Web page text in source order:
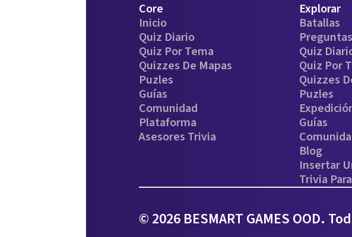
Core
Inicio
Quiz Diario
Quiz Por Tema
Quizzes De Mapas
Puzles
Guías
Comunidad
Plataforma
Asesores Trivia
Explorar
Batallas
Preguntas
Quiz
Quiz Por
Quizzes
Puzles
Guías
Blog
Insertar
Trivia
© 2026 BESMART GAMES OOD.